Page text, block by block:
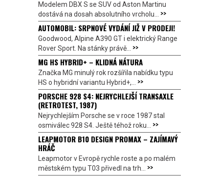
Modelem DBX S se SUV od Aston Martinu
dostává na dosah absolutního vrcholu... >>
AUTOMOBIL: SRPNOVÉ VYDÁNÍ JIŽ V PRODEJI!
Goodwood, Alpine A390 GT i elektrický Range
Rover Sport. Na stánky právě... >>
MG HS HYBRID+ – KLIDNÁ NÁTURA
Značka MG minulý rok rozšířila nabídku typu
HS o hybridní variantu Hybrid+,... >>
PORSCHE 928 S4: NEJRYCHLEJŠÍ TRANSAXLE
(RETROTEST, 1987)
Nejrychlejším Porsche se v roce 1987 stal
osmiválec 928 S4. Ještě téhož roku... >>
LEAPMOTOR B10 DESIGN PROMAX – ZAJÍMAVÝ
HRÁČ
Leapmotor v Evropě rychle roste a po malém
městském typu T03 přivedl na trh... >>